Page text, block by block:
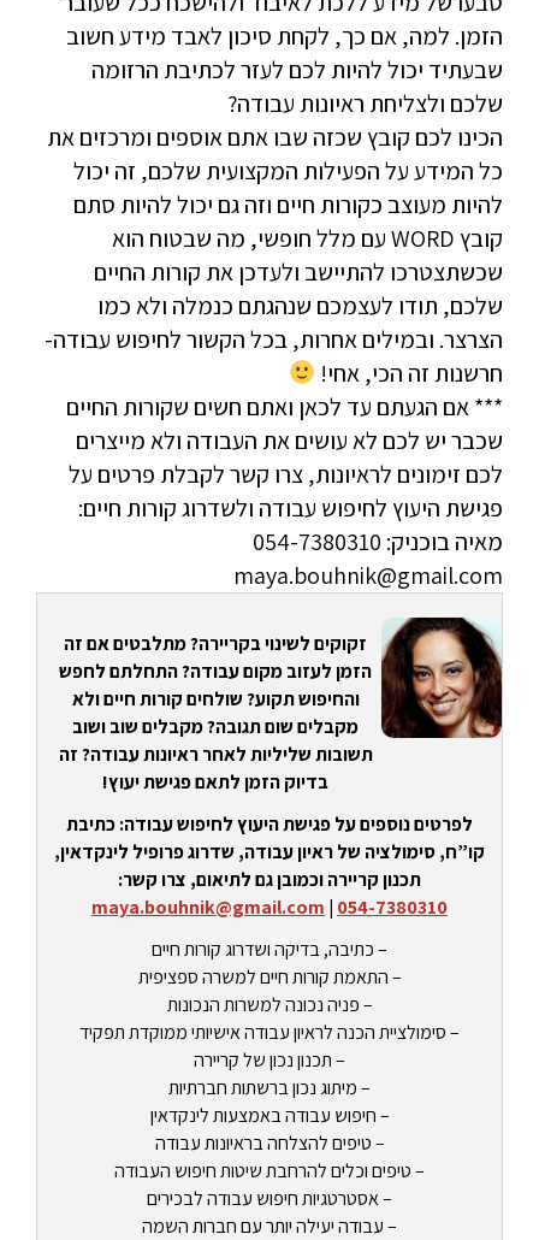
הזמן. למה, אם כך, לקחת סיכון לאבד מידע חשוב
שבעתיד יכול להיות לכם לעזר לכתיבת הרזומה
שלכם ולצליחת ראיונות עבודה?
הכינו לכם קובץ שכזה שבו אתם אוספים ומרכזים את
כל המידע על הפעילות המקצועית שלכם, זה יכול
להיות מעוצב כקורות חיים וזה גם יכול להיות סתם
קובץ WORD עם מלל חופשי, מה שבטוח הוא
שכשתצטרכו להתיישב ולעדכן את קורות החיים
שלכם, תודו לעצמכם שנהגתם כנמלה ולא כמו
הצרצר. ובמילים אחרות, בכל הקשור לחיפוש עבודה-
חרשנות זה הכי, אחי!
*** אם הגעתם עד לכאן ואתם חשים שקורות החיים
שכבר יש לכם לא עושים את העבודה ולא מייצרים
לכם זימונים לראיונות, צרו קשר לקבלת פרטים על
פגישת היעוץ לחיפוש עבודה ולשדרוג קורות חיים:
מאיה בוכניק: 054-7380310
maya.bouhnik@gmail.com
זקוקים לשינוי בקריירה? מתלבטים אם זה
הזמן לעזוב מקום עבודה? התחלתם לחפש
והחיפוש תקוע? שולחים קורות חיים ולא
מקבלים שום תגובה? מקבלים שוב ושוב
תשובות שליליות לאחר ראיונות עבודה? זה
בדיוק הזמן לתאם פגישת יעוץ!
לפרטים נוספים על פגישת היעוץ לחיפוש עבודה: כתיבת
קו”ח, סימולציה של ראיון עבודה, שדרוג פרופיל לינקדאין,
תכנון קריירה וכמובן גם לתיאום, צרו קשר:
054-7380310
|
maya.bouhnik@gmail.com
– כתיבה, בדיקה ושדרוג קורות חיים
– התאמת קורות חיים למשרה ספציפית
– פניה נכונה למשרות הנכונות
– סימולציית הכנה לראיון עבודה אישיותי ממוקדת תפקיד
– תכנון נכון של קריירה
– מיתוג נכון ברשתות חברתיות
– חיפוש עבודה באמצעות לינקדאין
– טיפים להצלחה בראיונות עבודה
– טיפים וכלים להרחבת שיטות חיפוש העבודה
– אסטרטגיות חיפוש עבודה לבכירים
– עבודה יעילה יותר עם חברות השמה